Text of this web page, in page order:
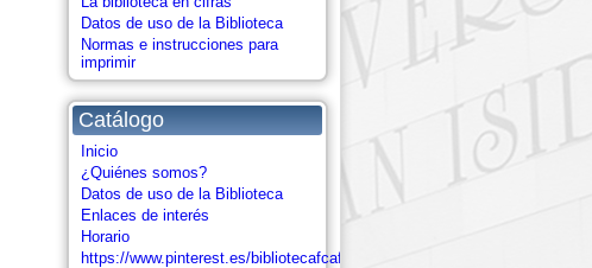
Datos de uso de la Biblioteca
Normas e instrucciones para
imprimir
Catálogo
Inicio
¿Quiénes somos?
Datos de uso de la Biblioteca
Enlaces de interés
Horario
https://www.pinterest.es/bibliotecafcafd/